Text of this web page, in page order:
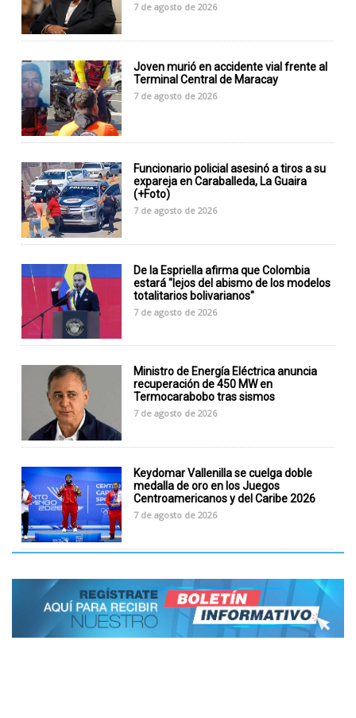
7 de agosto de 2026
Joven murió en accidente vial frente al
Terminal Central de Maracay
7 de agosto de 2026
Funcionario policial asesinó a tiros a su
expareja en Caraballeda, La Guaira
(+Foto)
7 de agosto de 2026
De la Espriella afirma que Colombia
estará "lejos del abismo de los modelos
totalitarios bolivarianos"
7 de agosto de 2026
Ministro de Energía Eléctrica anuncia
recuperación de 450 MW en
Termocarabobo tras sismos
7 de agosto de 2026
Keydomar Vallenilla se cuelga doble
medalla de oro en los Juegos
Centroamericanos y del Caribe 2026
7 de agosto de 2026